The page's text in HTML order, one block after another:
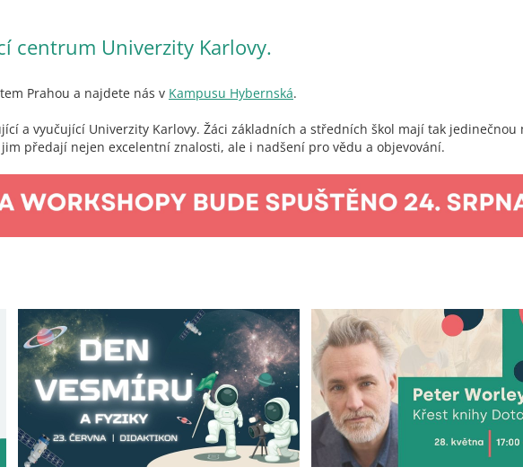
centrum Univerzity Karlovy.
Prahou a najdete nás v Kampusu Hybernská.
a vyučující Univerzity Karlovy. Žáci základních a středních škol mají tak jedinečnou
předají nejen excelentní znalosti, ale i nadšení pro vědu a objevování.